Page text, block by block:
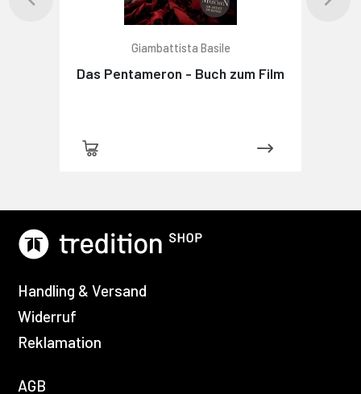
Giambattista Basile
Das Pentameron - Buch zum Film
Handling & Versand
Widerruf
Reklamation
AGB